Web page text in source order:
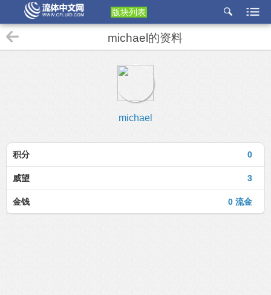
版块列表
etu
michael的资料
michael
0
积分
3
威望
0 流金
金钱